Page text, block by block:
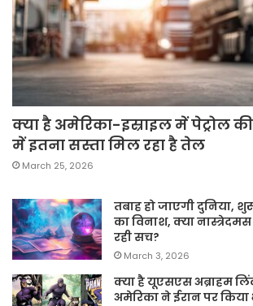
क्या है अमेरिका-इस्राइल में पेट्रोल
में इतना सस्ता मिल रहा है तेल
March 25, 2026
तबाह हो जाएगी दुनिया,
का विनाश, क्या
रही सच?
March 3, 2026
क्या है यूएसएस अब्राहम
अमेरिका ने ईरान पर